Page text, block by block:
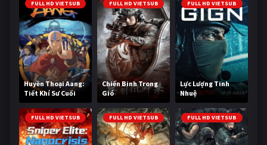
FULL HD VIETSUB
Huyền Thoại Aang:
Tiết Khí Sư Cuối
Cùng
FULL HD VIETSUB
Chiến Binh Trong
Gió
FULL HD VIETSUB
Lực Lượng Tinh
Nhuệ
FULL HD VIETSUB FULL HD VIETSUB FULL HD VIETSUB